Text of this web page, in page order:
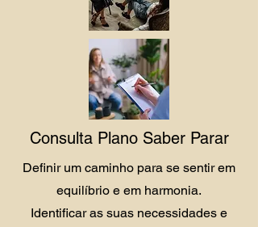
Consulta Plano Saber Parar
Definir um caminho para se sentir em
equilíbrio e em harmonia.
Identificar as suas necessidades e